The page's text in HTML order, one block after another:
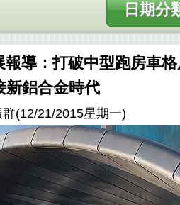
日期分
報導：打破中型跑房車
鋁合金時代
(12/21/2015星期一)